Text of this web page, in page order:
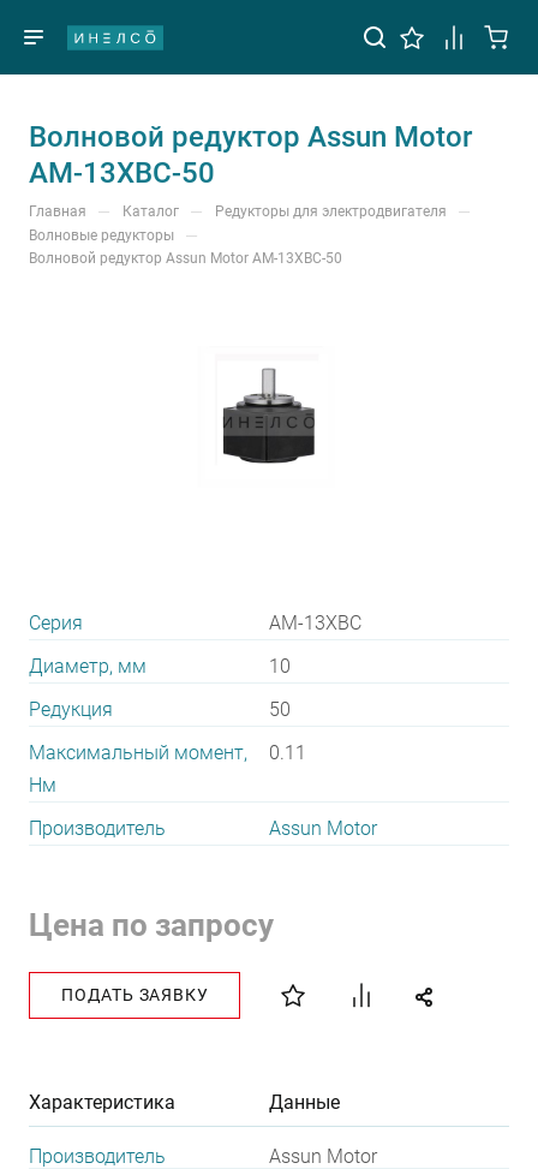
Волновой редуктор Assun Motor
AM-13XBC-50
Главная — Каталог — Редукторы для электродвигателя —
Волновые редукторы —
Волновой редуктор Assun Motor AM-13XBC-50
Серия
AM-13XBC
Диаметр, мм
10
Редукция
50
Максимальный момент,
Нм
0.11
Производитель Assun Motor
Цена по запросу
ПОДАТЬ ЗАЯВКУ
Характеристика Данные
Производитель
Assun Motor